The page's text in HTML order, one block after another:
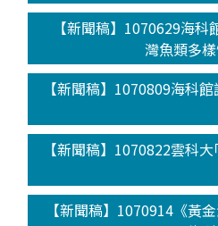
【新聞稿】1070629海
灣魚類多
【新聞稿】1070809海科
【新聞稿】1070822雲科
【新聞稿】1070914《